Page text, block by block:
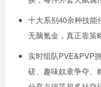
十大系别40余种技
无脑氪金，真正靠策
实时组队PVE&PVP
磋、趣味奴隶争夺、